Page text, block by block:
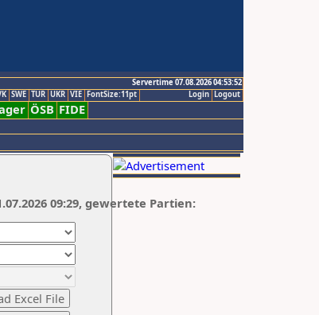
Servertime 07.08.2026 04:53:52
Logout
Login
SWE TUR UKR VIE FontSize:11pt
ÖSB FIDE
09:29, gewertete Partien: